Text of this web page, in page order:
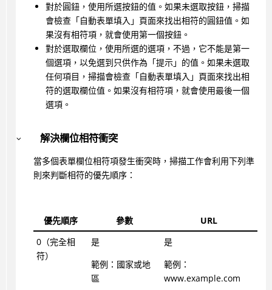
對於圓鈕，使用所選按鈕的值。如果未選取按鈕，掃描
會檢查「自動表單填入」頁面來找出相符的圓鈕值。如
果沒有相符項，就會使用第一個按鈕。
對於選取欄位，使用所選的選項，不過，它不能是第一
個選項，以免選到只供作為「提示」的值。如果未選取
任何項目，掃描會檢查「自動表單填入」頁面來找出相
符的選取欄位值。如果沒有相符項，就會使用最後一個
選項。
解決欄位相符衝突
當多個表單欄位相符項發生衝突時，掃描工作會利用下列準
則來判斷相符的優先順序：
優先順序 參數
URL
0（完全相
符）
是
範例：國家或地
區
是
範例：
www.example.com